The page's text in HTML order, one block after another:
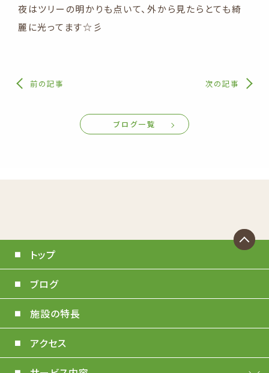
夜はツリーの明かりも点いて、外から見たらとても綺
麗に光ってます☆彡
前の記事 次の記事
ブログ一覧
トップ
ブログ
施設の特長
アクセス